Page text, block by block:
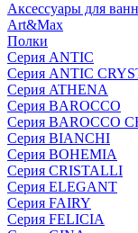
Аксессуары для
Art&Max
Полки
Серия ANTIC
Серия ANTIC
Серия ATHENA
Серия BAROCCO
Серия BAROCCO
Серия BIANCHI
Серия BOHEMIA
Серия CRISTALLI
Серия ELEGANT
Серия FAIRY
Серия FELICIA